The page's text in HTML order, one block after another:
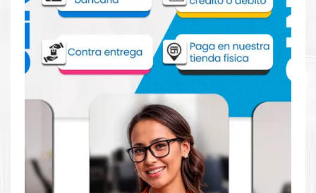
Aprovecha nuestra experiencia y atención para adquirir tus
productos. Tenemos promociones todos los días. Escríbenos o
visítanos hoy para encontrar la solución perfecta para tu
impresoraHP, como laTóner HP 659A Cian para impresoras
M856dn, M751dn, M776z, M776zs, M776dn.
Dónde comprar Toner para impresora HP
M856dn 751 en Lima o para provincia
Tienda autorizada por HP. Descubre la mejor manera de